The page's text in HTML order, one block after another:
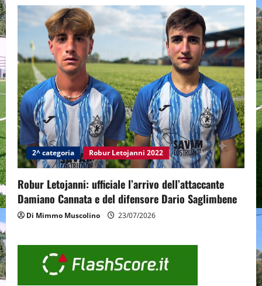
2^ categoria Robur Letojanni 2022
Robur Letojanni: ufficiale l’arrivo dell’attaccante
Damiano Cannata e del difensore Dario Saglimbene
Di Mimmo Muscolino 23/07/2026